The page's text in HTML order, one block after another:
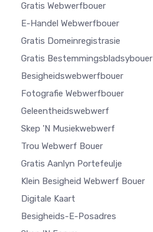
Gratis Webwerfbouer
E-Handel Webwerfbouer
Gratis Domeinregistrasie
Gratis Bestemmingsbladsybouer
Besigheidswebwerfbouer
Fotografie Webwerfbouer
Geleentheidswebwerf
Skep 'n Musiekwebwerf
Trou Webwerf Bouer
Gratis Aanlyn Portefeulje
Klein Besigheid Webwerf Bouer
Digitale Kaart
Besigheids-E-Posadres